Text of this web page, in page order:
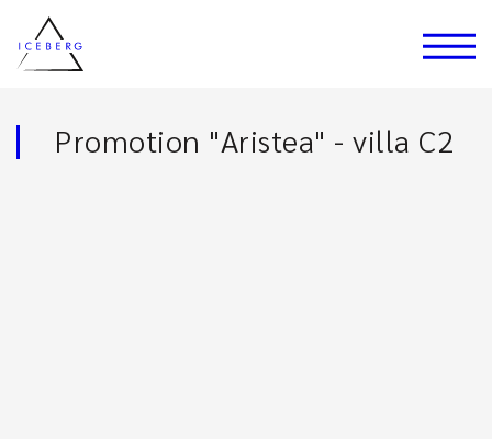
Promotion "Aristea" - villa C2